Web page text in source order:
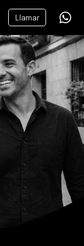
Llamar